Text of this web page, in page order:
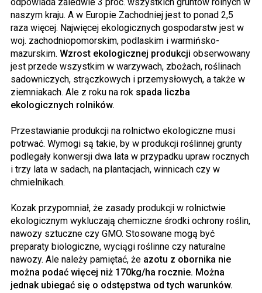
naszym kraju. A w Europie Zachodniej jest to ponad 2,5
raza więcej. Najwięcej ekologicznych gospodarstw jest w
woj. zachodniopomorskim, podlaskim i warmińsko-
mazurskim. Wzrost ekologicznej produkcji obserwowany
jest przede wszystkim w warzywach, zbożach, roślinach
sadowniczych, strączkowych i przemysłowych, a także w
ziemniakach. Ale z roku na rok spada liczba
ekologicznych rolników.
Przestawianie produkcji na rolnictwo ekologiczne musi
potrwać. Wymogi są takie, by w produkcji roślinnej grunty
podlegały konwersji dwa lata w przypadku upraw rocznych
i trzy lata w sadach, na plantacjach, winnicach czy w
chmielnikach.
Kozak przypomniał, że zasady produkcji w rolnictwie
ekologicznym wykluczają chemiczne środki ochrony roślin,
nawozy sztuczne czy GMO. Stosowane mogą być
preparaty biologiczne, wyciągi roślinne czy naturalne
nawozy. Ale należy pamiętać, że azotu z obornika nie
można podać więcej niż 170kg/ha rocznie. Można
jednak ubiegać się o odstępstwa od tych warunków.